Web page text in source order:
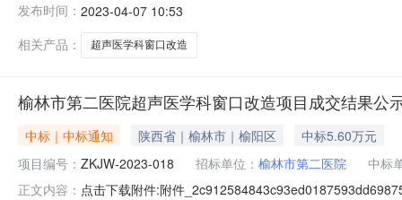
路联系人：燕主任电话：0912-3362698电子邮件：
话：091
发布时间： 2023-04-07 10:53
相关产品：
超声医学科窗口改造
榆林市第二医院超声医学科窗口改造项目成交结果公
中标｜中标通知 陕西省｜榆林市｜榆阳区
中标5.60万元
项目编号： ZKJW-2023-018 招标单位： 榆林市第二医院
中标
正文内容： 点击下载附件:附件